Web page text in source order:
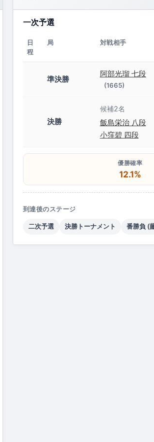
一次予選
日
程
局 対戦相手
準決勝
阿部光瑠 七段
(1665)
決勝
候補2名
飯島栄治 八段
小窪碧 四段
優勝確率
12.1%
到達後のステージ
二次予選 決勝トーナメント 番勝負 (